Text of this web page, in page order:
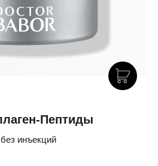
Пептиды
инъекций